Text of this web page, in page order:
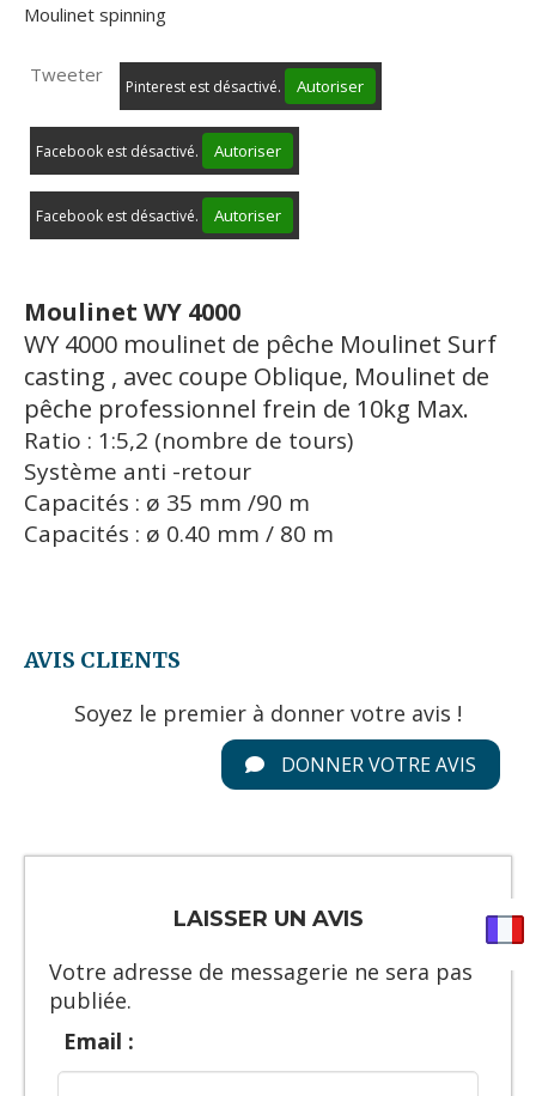
Moulinet spinning
Tweeter
Pinterest est désactivé. Autoriser
Facebook est désactivé. Autoriser
Facebook est désactivé. Autoriser
Moulinet WY 4000
WY 4000 moulinet de pêche Moulinet Surf
casting , avec coupe Oblique, Moulinet de
pêche professionnel frein de 10kg Max.
Ratio : 1:5,2 (nombre de tours)
Système anti -retour
Capacités : ø 35 mm /90 m
Capacités : ø 0.40 mm / 80 m
AVIS CLIENTS
Soyez le premier à donner votre avis !
DONNER VOTRE AVIS
LAISSER UN AVIS
Votre adresse de messagerie ne sera pas
publiée.
Email :